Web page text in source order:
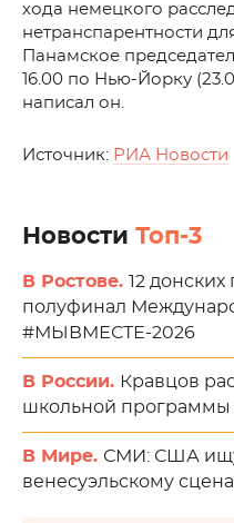
хода немецкого
нетранспарентности
Панамское
16.00 по Нью-Йорку
написал он.
Источник: РИА Новости
Новости Топ-3
В Ростове. 12
полуфинал
#МЫВМЕСТЕ-2026
В России. Кравцов
школьной программы
В Мире. СМИ: США
венесуэльскому